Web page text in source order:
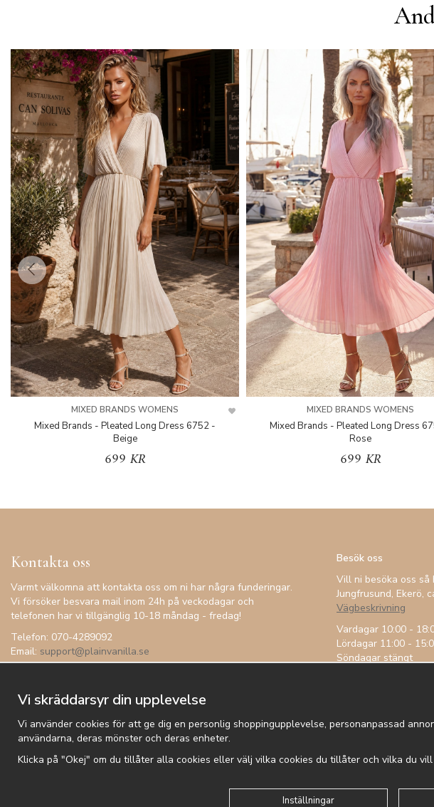
MIXED BRANDS WOMENS
Mixed Brands - Pleated Long Dress 6752 -
Beige
699 KR
MIXED BRANDS WOMENS
Mixed Brands - Pleated Long Dress
Rose
699 KR
Kontakta oss
Varmt välkomna att kontakta oss om ni har några funderingar.
Vi försöker besvara mail inom 24h på veckodagar och
telefonen har vi tillgänglig 10-18 måndag - fredag!
Telefon: 070-4289092
Email: support@plainvanilla.se
Besök oss
Vill ni besöka oss så
Jungfrusund, Ekerö,
Vägbeskrivning
Vardagar 10:00 -
Lördagar 11:00 -
Söndagar stängt
Vi skräddarsyr din upplevelse
Vi använder cookies för att ge dig en personlig shoppingupplevelse, personanpassad
användarna, deras mönster och deras enheter.
Klicka på "Okej" om du tillåter alla cookies eller välj vilka cookies du tillåter och vilka du
Inställningar